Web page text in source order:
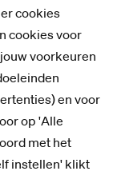
cookies
cookies voor
voorkeuren
en voor
op 'Alle
met het
instellen' klikt